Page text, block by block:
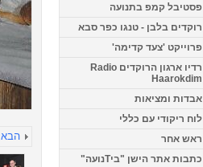
פסטיבל קמפ בתנועה
רוקדים בלבן - טנגו כפר סבא
פרוייקט 'צעד קדימה'
רדיו ארגון הרוקדים Radio
Haarokdim
אבדות ומציאות
לוח ריקודי עם כללי
ראש אחר
כתבות אתר הישן "ביTנועה"
הבא